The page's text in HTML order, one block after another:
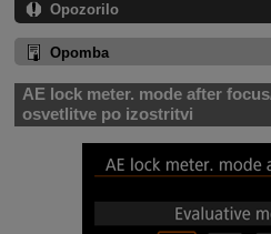
Opozorilo
Opomba
AE lock meter. mode after
osvetlitve po izostritvi